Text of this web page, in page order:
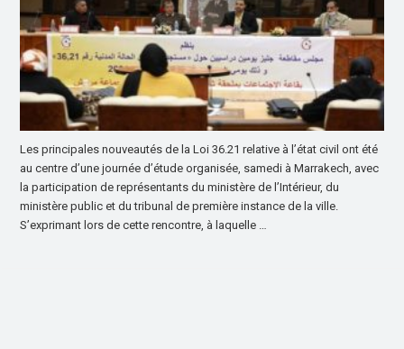
Les principales nouveautés de la Loi 36.21 relative à l’état civil ont été
au centre d’une journée d’étude organisée, samedi à Marrakech, avec
la participation de représentants du ministère de l’Intérieur, du
ministère public et du tribunal de première instance de la ville.
S’exprimant lors de cette rencontre, à laquelle …